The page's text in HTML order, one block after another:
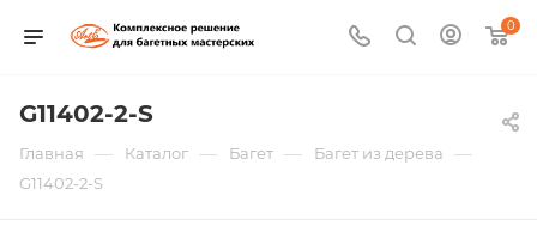
0
G11402-2-S
Главная — Каталог — Багет — Багет из дерева —
G11402-2-S